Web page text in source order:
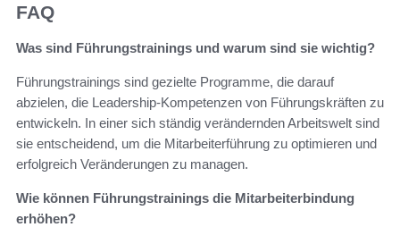
FAQ
Was sind Führungstrainings und warum sind sie wichtig?
Führungstrainings sind gezielte Programme, die darauf
abzielen, die Leadership-Kompetenzen von Führungskräften zu
entwickeln. In einer sich ständig verändernden Arbeitswelt sind
sie entscheidend, um die Mitarbeiterführung zu optimieren und
erfolgreich Veränderungen zu managen.
Wie können Führungstrainings die Mitarbeiterbindung
erhöhen?